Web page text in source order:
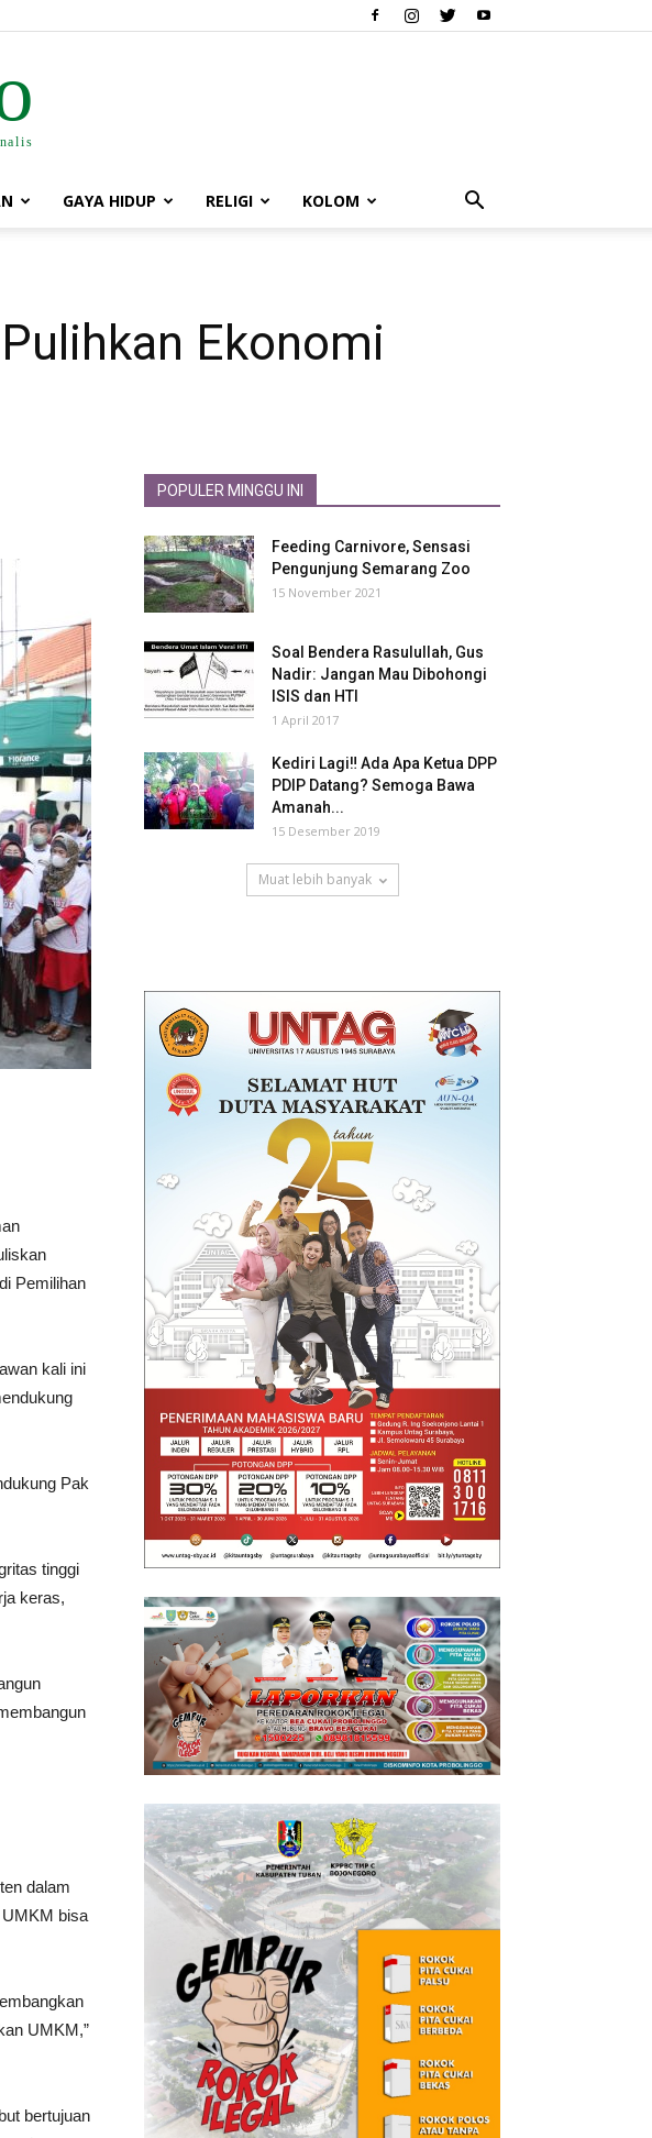
GAYA HIDUP RELIGI KOLOM
Ekonomi
Pemilihan
kali ini
Pak
tinggi
keras,
dalam
bisa
UMKM,”
bertujuan
POPULER MINGGU INI
Feeding Carnivore, Sensasi
Pengunjung Semarang Zoo
15 November 2021
Soal Bendera Rasulullah, Gus
Nadir: Jangan Mau Dibohongi
ISIS dan HTI
1 April 2017
Kediri Lagi‼ Ada Apa Ketua DPP
PDIP Datang? Semoga Bawa
Amanah...
15 Desember 2019
Muat lebih banyak